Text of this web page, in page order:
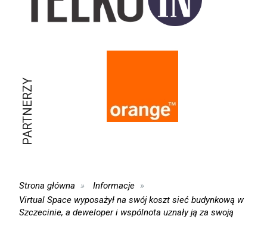
PARTNERZY
Strona główna
Informacje
Virtual Space wyposażył na swój koszt sieć budynkową w
Szczecinie, a deweloper i wspólnota uznały ją za swoją